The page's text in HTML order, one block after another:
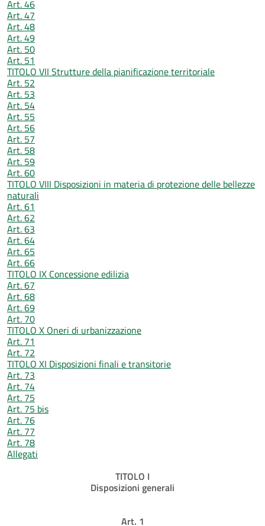
Art. 46
Art. 47
Art. 48
Art. 49
Art. 50
Art. 51
TITOLO VII Strutture della pianificazione territoriale
Art. 52
Art. 53
Art. 54
Art. 55
Art. 56
Art. 57
Art. 58
Art. 59
Art. 60
TITOLO VIII Disposizioni in materia di protezione delle bellezze
naturali
Art. 61
Art. 62
Art. 63
Art. 64
Art. 65
Art. 66
TITOLO IX Concessione edilizia
Art. 67
Art. 68
Art. 69
Art. 70
TITOLO X Oneri di urbanizzazione
Art. 71
Art. 72
TITOLO XI Disposizioni finali e transitorie
Art. 73
Art. 74
Art. 75
Art. 75 bis
Art. 76
Art. 77
Art. 78
Allegati
TITOLO I
Disposizioni generali
Art. 1